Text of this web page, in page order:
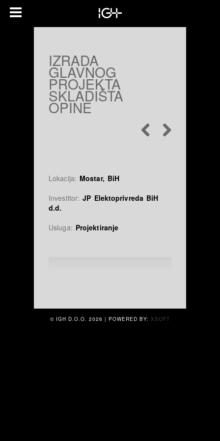
IZRADA
GLAVNOG
PROJEKTA
SKLADIŠTA
OPINE
Lokacija: Mostar, BiH
Investitor: JP Elektoprivreda BiH
d.d.
Usluga: Projektiranje
© IGH D.O.O. 2026 | POWERED BY: XSOFT